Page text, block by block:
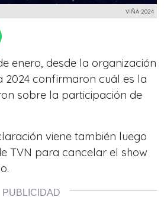
VIÑA 2024
enero, desde la organización
2024 confirmaron cuál es la
sobre la participación de
viene también luego
TVN para cancelar el show